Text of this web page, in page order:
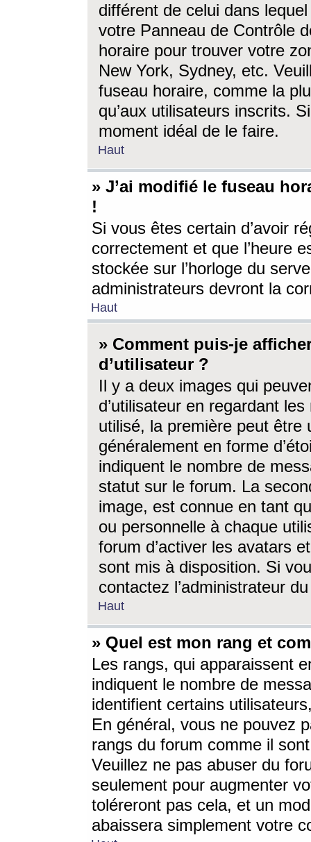
différent de celui dans
votre Panneau de Contrôle
horaire pour trouver votre
New York, Sydney, etc.
fuseau horaire, comme la
qu’aux utilisateurs inscrits.
moment idéal de le faire.
Haut
» J’ai modifié le fuseau
!
Si vous êtes certain d’avoir
correctement et que l’heure
stockée sur l’horloge du
administrateurs devront la
Haut
» Comment puis-je
d’utilisateur ?
Il y a deux images qui
d’utilisateur en regardant
utilisé, la première peut être
généralement en forme
indiquent le nombre de
statut sur le forum. La
image, est connue en tant
ou personnelle à chaque
forum d’activer les avatars
sont mis à disposition. Si
contactez l’administrateur
Haut
» Quel est mon rang et
Les rangs, qui apparaissent
indiquent le nombre de
identifient certains
En général, vous ne pouvez
rangs du forum comme il
Veuillez ne pas abuser du
seulement pour augmenter
toléreront pas cela, et un
abaissera simplement votre